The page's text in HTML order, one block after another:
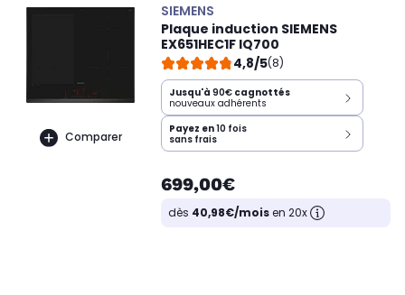
Comparer
SIEMENS
Plaque induction SIEMENS
EX651HEC1F IQ700
4,8/5(8)
Jusqu'à 90€ cagnottés
nouveaux adhérents
Payez en10 fois
sans frais
699,00€
dès 40,98€/moisen 20x